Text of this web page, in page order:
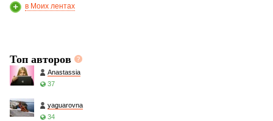
в Моих лентах
Топ авторов
Anastassia
37
yaguarovna
34